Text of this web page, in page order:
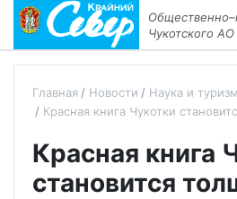
Чукотского АО
Главная Новости Наука и туризм
Красная книга Чукотки
Красная книга
становится